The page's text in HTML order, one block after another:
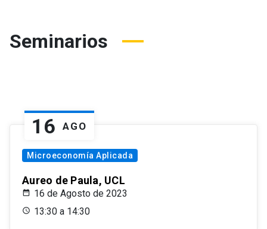
Seminarios
16 AGO
Microeconomía Aplicada
Aureo de Paula, UCL
16 de Agosto de 2023
13:30 a 14:30